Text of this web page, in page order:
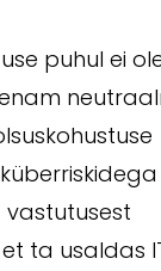
puhul ei
vastutusest
ta usaldas